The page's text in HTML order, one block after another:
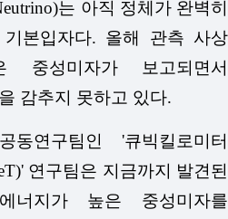
는 아직 정체가 완벽히
본입자다. 올해 관측 사상
중성미자가 보고되면서
감추지 못하고 있다.
연구팀인 '큐빅킬로미터
연구팀은 지금까지 발견된
너지가 높은 중성미자를